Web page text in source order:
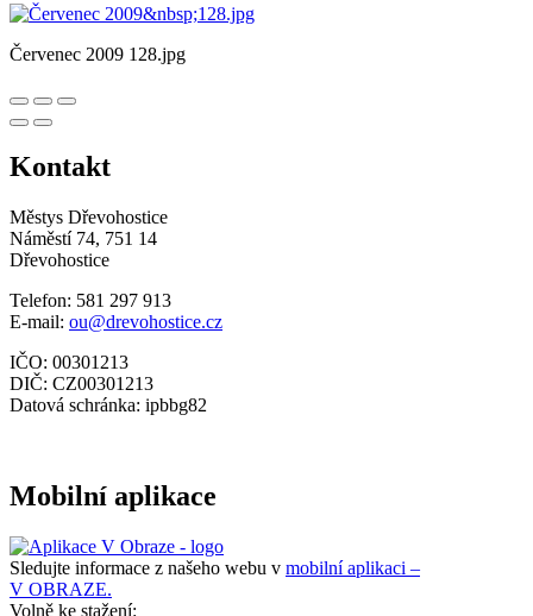
Červenec 2009 128.jpg
Kontakt
Městys Dřevohostice
Náměstí 74, 751 14
Dřevohostice
Telefon: 581 297 913
E-mail: ou@drevohostice.cz
IČO: 00301213
DIČ: CZ00301213
Datová schránka: ipbbg82
Mobilní aplikace
Sledujte informace z našeho webu v mobilní aplikaci –
V OBRAZE.
Volně ke stažení: